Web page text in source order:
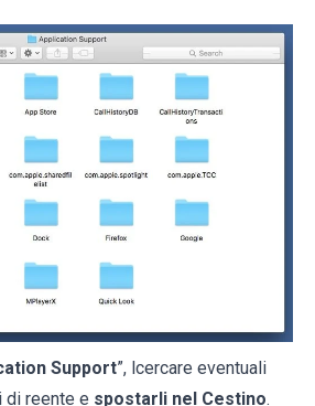
Support”, lcercare eventuali
reente e spostarli nel Cestino.